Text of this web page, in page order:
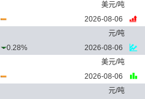
美元/吨
2026-08-06
元/吨
0.28%
2026-08-06
美元/吨
2026-08-06
元/吨